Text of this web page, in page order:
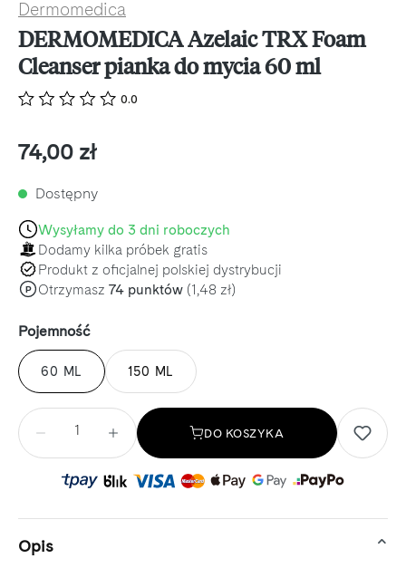
Dermomedica
DERMOMEDICA Azelaic TRX Foam
Cleanser pianka do mycia 60 ml
0.0
Cena regularna:
74,00 zł
Dostępny
Wysyłamy do 3 dni roboczych
Dodamy kilka próbek gratis
Produkt z oficjalnej polskiej dystrybucji
P Otrzymasz 74 punktów (1,48 zł)
Wybierz
Pojemność
60 ML 150 ML
Ilość
DO KOSZYKA
Opis